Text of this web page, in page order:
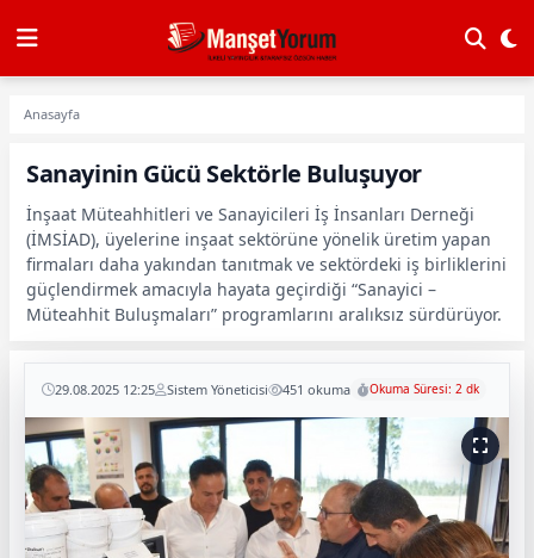
Anasayfa
Sanayinin Gücü Sektörle Buluşuyor
İnşaat Müteahhitleri ve Sanayicileri İş İnsanları Derneği
(İMSİAD), üyelerine inşaat sektörüne yönelik üretim yapan
firmaları daha yakından tanıtmak ve sektördeki iş birliklerini
güçlendirmek amacıyla hayata geçirdiği “Sanayici –
Müteahhit Buluşmaları” programlarını aralıksız sürdürüyor.
29.08.2025 12:25 Sistem Yöneticisi 451 okuma Okuma Süresi: 2 dk